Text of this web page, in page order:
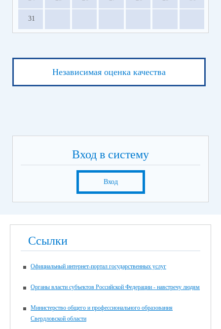
31
Независимая оценка качества
Вход в систему
Вход
Ссылки
Официальный интернет-портал государственных услуг
Органы власти субъектов Российской Федерации - навстречу людям
Министерство общего и профессионального образования
Свердловской области